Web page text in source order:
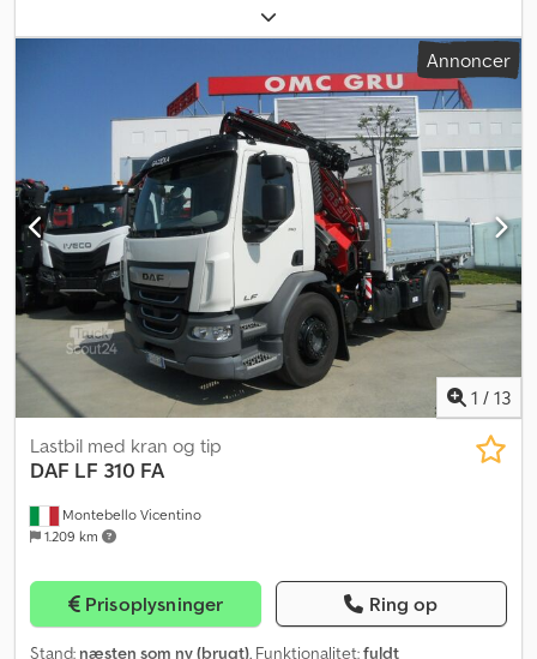
32.000 kg, dækstørrelse:
akslekonfiguration:8x4, bremser:retarder, farve:gul, geartype:
ABS, differentialespær,
ekstra forlygter, fartpilot, lavt støjniveau, parkeringsvarmer,
retarder, trailertræk, traktionskontrol, Ureatank (AdBlue)
Slagvolumen 12.809 ccm 50 mm anhængertræk Hydraulik
(kraftudtag) EBS Navigationssystem Euro 6 C Nyttelast 17.500 kg
Klimaanlæg med automatik Dautel stålrundtip Hydraulisk bagklap,
pendulophængt Sadelplade Klapbart underrunbeskyttelse
Solskærm Rundblink Trykluft og strøm for anhængerdrift
Dksdpfxjvk Un So Anyjr Vægte: Anhængervægt SDAH: 18.000 kg
Anhængervægt: 55.000 kg Totalt vogntogsvægt: 68.000 kg
Trækkerens egenvægt: 11.990 kg Totalt vogntogsvægt: 64.000 kg
Der tages forbehold for fejl og mangler.
Annoncer
1 / 13
Montebello Vicentino
1.209 km
Lastbil med kran og tip
DAF LF 310 FA
Prisoplysninger Ring op
Stand: næsten som ny (brugt), Funktionalitet:fuldt